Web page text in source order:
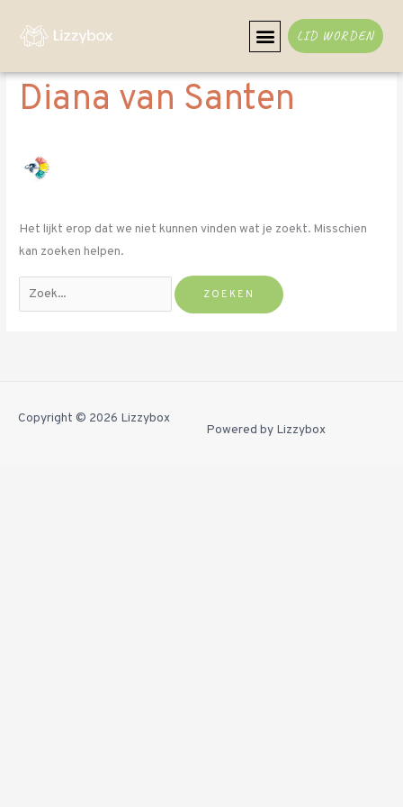
naar
inhoud
LID WORDEN
Diana van Santen
Het lijkt erop dat we niet kunnen vinden wat je zoekt. Misschien
kan zoeken helpen.
naar:
Copyright © 2026 Lizzybox
Powered by Lizzybox